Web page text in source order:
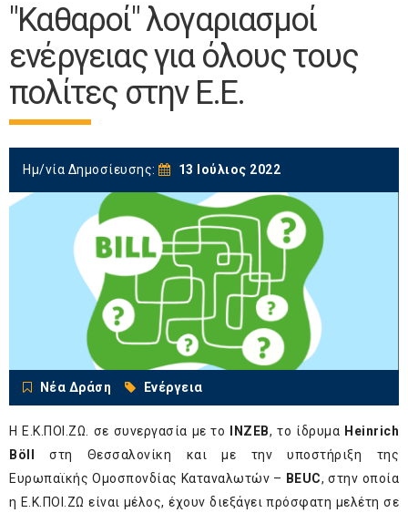
"Καθαροί" λογαριασμοί
ενέργειας για όλους τους
πολίτες στην Ε.Ε.
Ημ/νία Δημοσίευσης: 13 Ιούλιος 2022
Νέα Δράση Ενέργεια
Η Ε.Κ.ΠΟΙ.ΖΩ. σε συνεργασία με το INZEB, το ίδρυμα Heinrich
Böll
στη Θεσσαλονίκη και με την υποστήριξη της
Ευρωπαϊκής Ομοσπονδίας Καταναλωτών – BEUC, στην οποία
η Ε.Κ.ΠΟΙ.ΖΩ είναι μέλος, έχουν διεξάγει πρόσφατη μελέτη σε